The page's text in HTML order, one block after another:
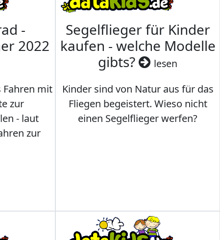
-
2022
Fahren mit
zur
- laut
zur
Segelflieger für Kinder
kaufen - welche Modelle
gibts?
lesen
Kinder sind von Natur aus für das
Fliegen begeistert. Wieso nicht
einen Segelflieger werfen?